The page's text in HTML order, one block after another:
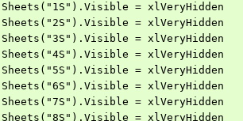
Sheets("1S").Visible = xlVeryHidden
Sheets("2S").Visible = xlVeryHidden
Sheets("3S").Visible = xlVeryHidden
Sheets("4S").Visible = xlVeryHidden
Sheets("5S").Visible = xlVeryHidden
Sheets("6S").Visible = xlVeryHidden
Sheets("7S").Visible = xlVeryHidden
Sheets("8S").Visible = xlVeryHidden